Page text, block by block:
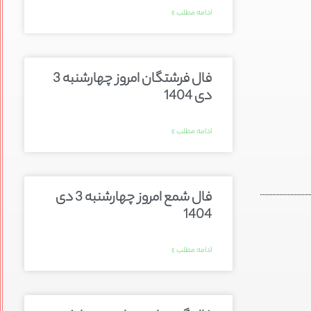
ادامه مطلب »
فال فرشتگان امروز چهارشنبه 3
دی 1404
ادامه مطلب »
فال شمع امروز چهارشنبه 3 دی
1404
ادامه مطلب »